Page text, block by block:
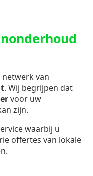
netwerk van
. Wij begrijpen dat
voor uw
zijn.
waarbij u
offertes van lokale